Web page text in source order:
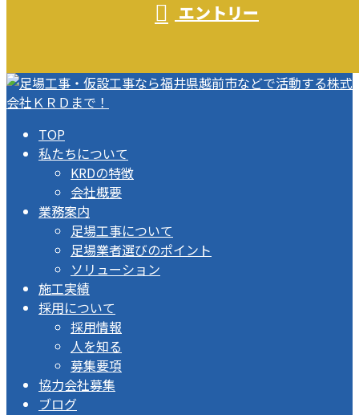
エントリー
TOP
私たちについて
KRDの特徴
会社概要
業務案内
足場工事について
足場業者選びのポイント
ソリューション
施工実績
採用について
採用情報
人を知る
募集要項
協力会社募集
ブログ